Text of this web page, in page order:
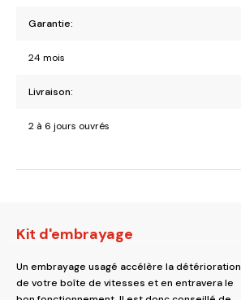
Garantie:
24 mois
Livraison:
2 à 6 jours ouvrés
Kit d'embrayage
Un embrayage usagé accélère la détérioration
de votre boîte de vitesses et en entravera le